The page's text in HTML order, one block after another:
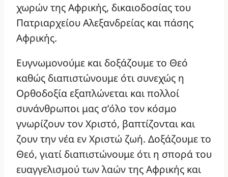
χωρών της Αφρικής, δικαιοδοσίας του
Πατριαρχείου Αλεξανδρείας και πάσης
Αφρικής.
Ευγνωμονούμε και δοξάζουμε το Θεό
καθώς διαπιστώνουμε ότι συνεχώς η
Ορθοδοξία εξαπλώνεται και πολλοί
συνάνθρωποι μας σ’όλο τον κόσμο
γνωρίζουν τον Χριστό, βαπτίζονται και
ζουν την νέα εν Χριστώ ζωή. Δοξάζουμε το
Θεό, γιατί διαπιστώνουμε ότι η σπορά του
ευαγγελισμού των λαών της Αφρικής και